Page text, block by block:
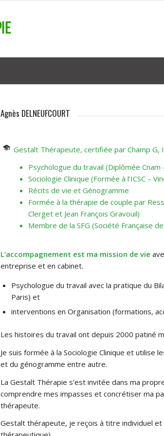
Agnès DELNEUFCOURT
Gestalt Thérapeute, certifiée par Champ
Psychologue du travail (Diplômée
Sociologie Clinique (Formée à l’ICSC –
Récits de vie et Génogramme
Formée à la thérapie de couple par
Clerget et Jean François Gravouil)
Membre de la SFG (Société Française
L’accompagnement est ma mission de vie
entreprise et en cabinet.
Psychologue du travail avec la pratique du
Paris) et
interventions en Organisation (formations,
Les histoires du travail ont depuis 2000 patiné
Je suis formée à la Sociologie Clinique et utilise
et du génogramme entre autre.
La Gestalt Thérapie s’est invitée dans ma
comprendre mes impasses et concrétiser ma
thérapeute.
Gestalt thérapeute, je reçois à titre individuel